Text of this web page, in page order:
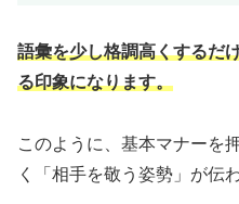
語彙を少し格調高くするだ
る印象になります。
このように、基本マナーを
く「相手を敬う姿勢」が伝